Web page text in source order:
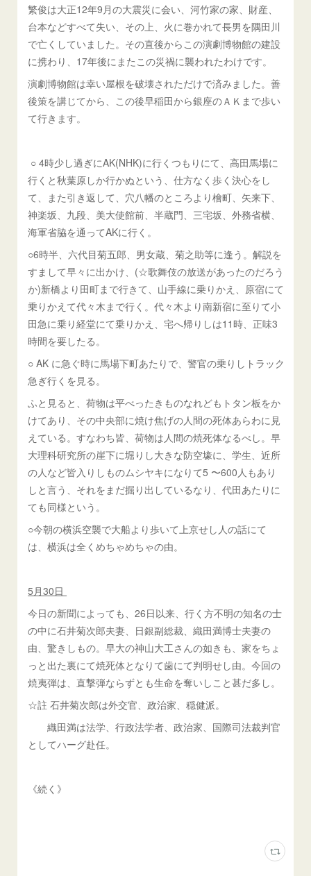
繁俊は大正12年9月の大震災に会い、河竹家の家、財産、
台本などすべて失い、その上、火に巻かれて長男を隅田川
で亡くしていました。その直後からこの演劇博物館の建設
に携わり、17年後にまたこの災禍に襲われたわけです。
演劇博物館は幸い屋根を破壊されただけで済みました。善
後策を講じてから、この後早稲田から銀座のＡＫまで歩い
て行きます。
○ 4時少し過ぎにAK(NHK)に行くつもりにて、高田馬場に
行くと秋葉原しか行かぬという、仕方なく歩く決心をし
て、また引き返して、穴八幡のところより檜町、矢来下、
神楽坂、九段、美大使館前、半蔵門、三宅坂、外務省横、
海軍省脇を通ってAKに行く。
○6時半、六代目菊五郎、男女蔵、菊之助等に逢う。解説を
すまして早々に出かけ、(☆歌舞伎の放送があったのだろう
か)新橋より田町まで行きて、山手線に乗りかえ、原宿にて
乗りかえて代々木まで行く。代々木より南新宿に至りて小
田急に乗り経堂にて乗りかえ、宅へ帰りしは11時、正味3
時間を要したる。
○ AK に急ぐ時に馬場下町あたりで、警官の乗りしトラック
急ぎ行くを見る。
ふと見ると、荷物は平べったきものなれどもトタン板をか
けてあり、その中央部に焼け焦げの人間の死体あらわに見
えている。すなわち皆、荷物は人間の焼死体なるべし。早
大理科研究所の崖下に堀りし大きな防空壕に、学生、近所
の人など皆入りしものムシヤキになりて5 〜600人もあり
しと言う、それをまだ掘り出しているなり、代田あたりに
ても同様という。
○今朝の横浜空襲で大船より歩いて上京せし人の話にて
は、横浜は全くめちゃめちゃの由。
5月30日
今日の新聞によっても、26日以来、行く方不明の知名の士
の中に石井菊次郎夫妻、日銀副総裁、織田満博士夫妻の
由、驚きしもの。早大の神山大工さんの如きも、家をちょ
っと出た裏にて焼死体となりて歯にて判明せし由。今回の
焼夷弾は、直撃弾ならずとも生命を奪いしこと甚だ多し。
☆註 石井菊次郎は外交官、政治家、穏健派。
織田満は法学、行政法学者、政治家、国際司法裁判官
としてハーグ赴任。
《続く》